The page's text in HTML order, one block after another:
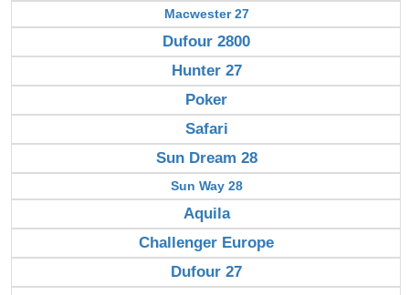
Macwester 27
Dufour 2800
Hunter 27
Poker
Safari
Sun Dream 28
Sun Way 28
Aquila
Challenger Europe
Dufour 27